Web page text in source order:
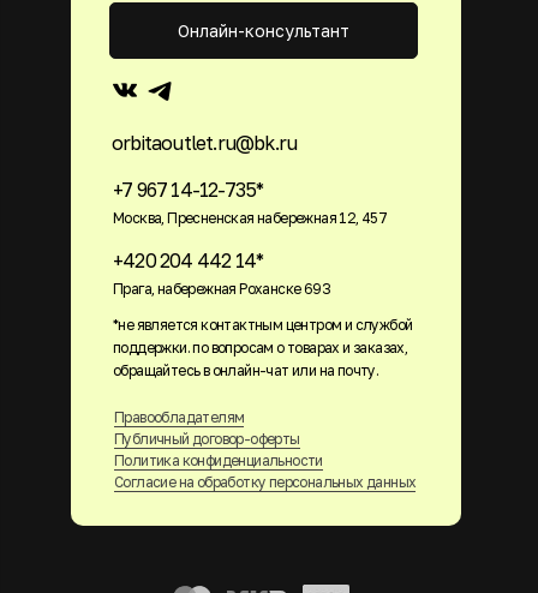
+7 967 14-12-735*
Москва, Пресненская набережная 12, 457
+420 204 442 14*
Прага, набережная Роханске 693
orbitaoutlet.ru@bk.ru
Правообладателям
Публичный договор-оферты
Политика конфиденциальности
Согласие на обработку персональных данных
Онлайн-консультант
*не является контактным центром и службой
поддержки. по вопросам о товарах и заказах,
обращайтесь в онлайн-чат или на почту.